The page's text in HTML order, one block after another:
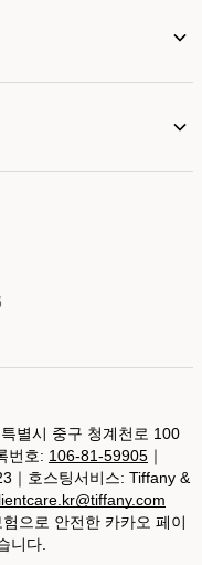
별시 중구 청계천로 100
번호: 106-81-59905 ｜
｜호스팅서비스: Tiffany &
으로 안전한 카카오 페이
니다.